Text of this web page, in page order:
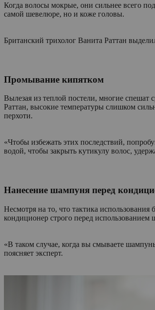
Когда волосы мокрые, они сильнее всего
самой шевелюре, но и коже головы.
Британский трихолог Ванита Раттан
Промывание кипятком
Вылезая из теплой постели, многие спешат
Раттан, высокие температуры слишком
перхоти.
«Чтобы избежать этих последствий,
водой, чтобы закрыть кутикулу волос,
Нанесение шампуня перед
Несмотря на то, что тактика
кондиционер строго перед
«В таком случае, когда вы смываете
поясняет эксперт.